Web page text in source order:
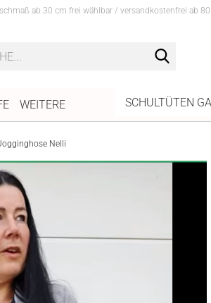
ab 30 cm frei wählbar / versandkostenfrei ab
SCHULTÜTEN
WEITERE
Nelli